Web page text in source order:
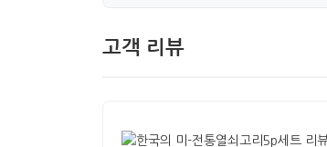
고객 리뷰